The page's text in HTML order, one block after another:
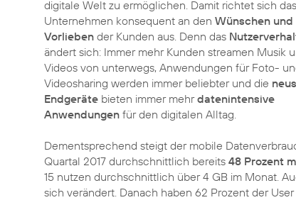
digitale Welt zu ermöglichen. Damit richtet sich das
Unternehmen konsequent an den Wünschen und
Vorlieben der Kunden aus. Denn das
ändert sich: Immer mehr Kunden streamen Musik
Videos von unterwegs, Anwendungen für Foto-
Videosharing werden immer beliebter und die
Endgeräte bieten immer mehrdatenintensive
Anwendungen für den digitalen Alltag.
Dementsprechend steigt der mobile
Quartal 2017 durchschnittlich bereits 48 Prozent
15 nutzen durchschnittlich über 4 GB im Monat.
sich verändert. Danach haben 62 Prozent der